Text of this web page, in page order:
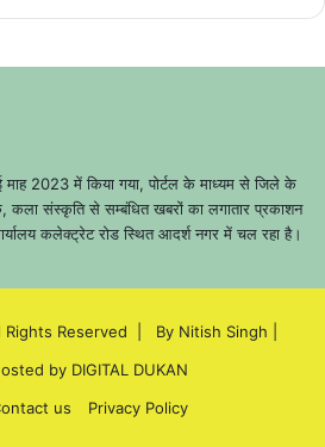
माह 2023 में किया गया, पोर्टल के माध्यम से जिले के
कला संस्कृति से सम्बंधित खबरों का लगातार प्रकाशन
कलेक्ट्रेट रोड स्थित आदर्श नगर में चल रहा है।
Reserved | By Nitish Singh
by DIGITAL DUKAN
us Privacy Policy